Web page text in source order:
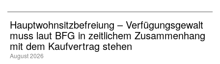
Hauptwohnsitz​­befreiung – Verfügungsgewalt
muss laut BFG in zeitlichem Zusammenhang
mit dem Kaufvertrag stehen
August 2026